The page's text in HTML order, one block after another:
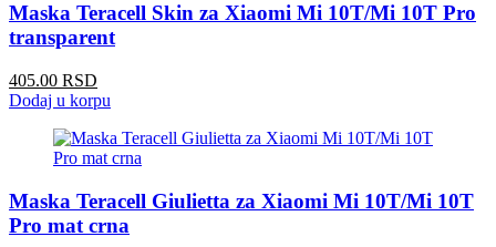
Maska Teracell Skin za Xiaomi Mi 10T/Mi 10T Pro
transparent
405.00 RSD
Dodaj u korpu
Maska Teracell Giulietta za Xiaomi Mi 10T/Mi 10T
Pro mat crna